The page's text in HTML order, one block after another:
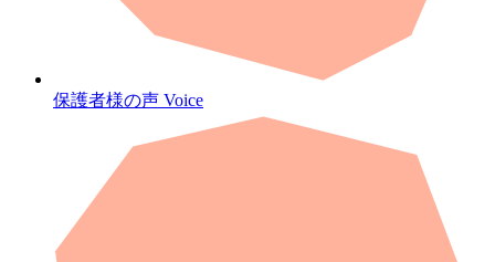
保護者様の声 Voice